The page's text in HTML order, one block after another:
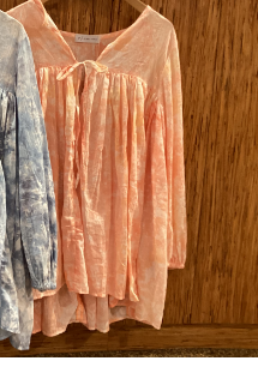
SUPPORT
ご利用ガイド
会員ランク